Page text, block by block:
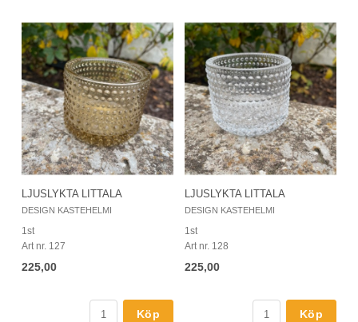
LJUSLYKTA LITTALA
DESIGN KASTEHELMI
1st
Art nr. 127
225,00
Köp
LJUSLYKTA LITTALA
DESIGN KASTEHELMI
1st
Art nr. 128
225,00
Köp